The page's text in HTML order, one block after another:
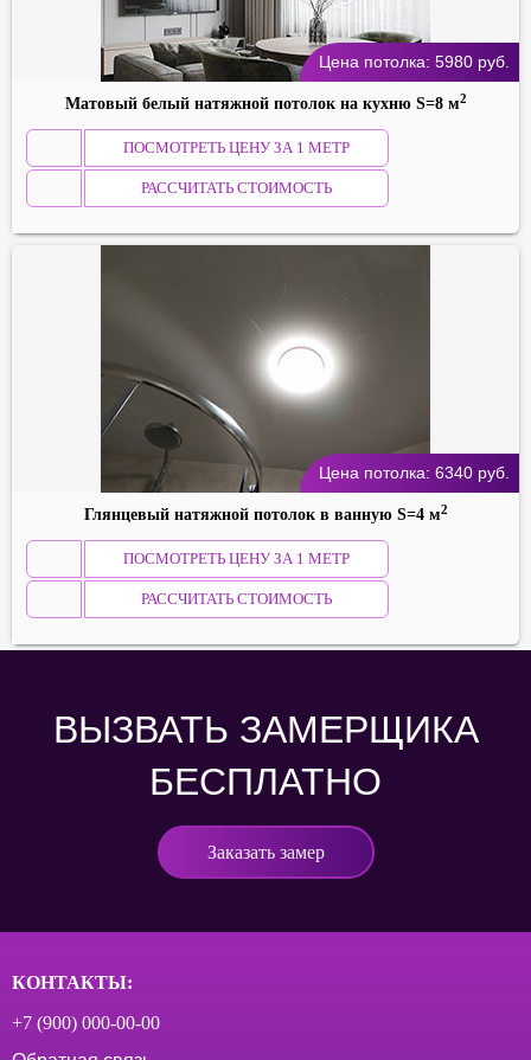
Цена потолка: 5980 руб.
Матовый белый натяжной потолок на кухню S=8 м2
ПОСМОТРЕТЬ ЦЕНУ ЗА 1 МЕТР
РАССЧИТАТЬ СТОИМОСТЬ
Цена потолка: 6340 руб.
Глянцевый натяжной потолок в ванную S=4 м2
ПОСМОТРЕТЬ ЦЕНУ ЗА 1 МЕТР
РАССЧИТАТЬ СТОИМОСТЬ
ВЫЗВАТЬ ЗАМЕРЩИКА
БЕСПЛАТНО
Заказать замер
КОНТАКТЫ:
+7 (900) 000‑00-00